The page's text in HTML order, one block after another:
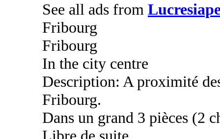
See all ads from
Fribourg
Fribourg
In the city centre
Description: A proximité
Fribourg.
Dans un grand 3 pièces (2